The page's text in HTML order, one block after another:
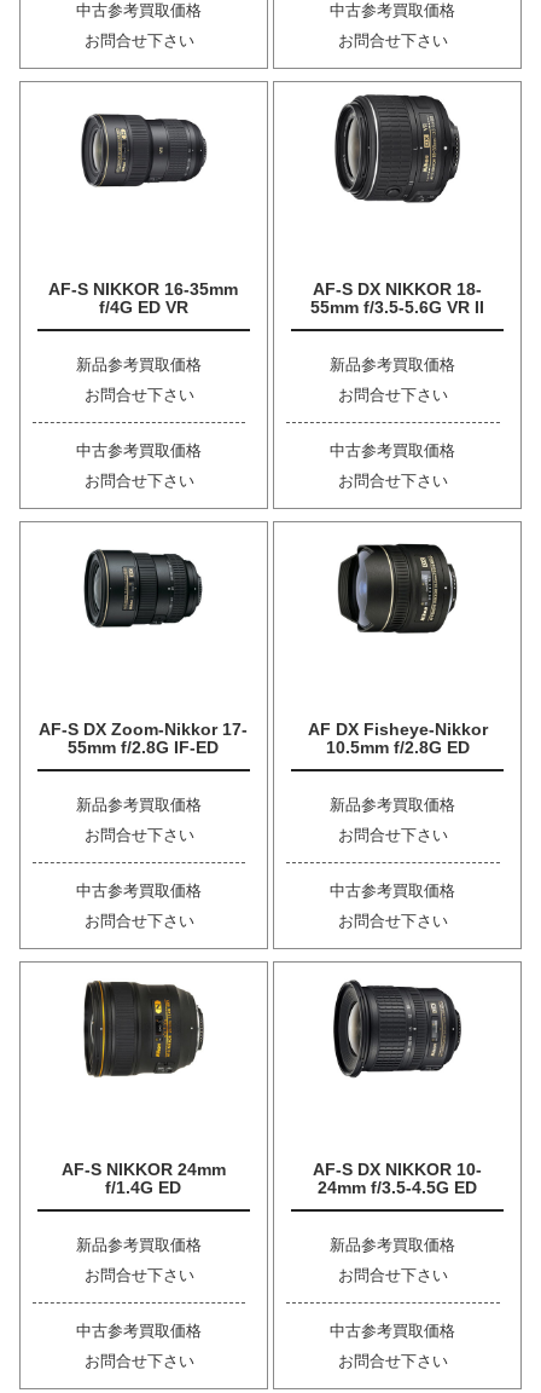
中古参考買取価格
お問合せ下さい
中古参考買取価格
お問合せ下さい
AF-S NIKKOR 16-35mm
f/4G ED VR
新品参考買取価格
お問合せ下さい
中古参考買取価格
お問合せ下さい
AF-S DX NIKKOR 18-
55mm f/3.5-5.6G VR II
新品参考買取価格
お問合せ下さい
中古参考買取価格
お問合せ下さい
AF-S DX Zoom-Nikkor 17-
55mm f/2.8G IF-ED
新品参考買取価格
お問合せ下さい
中古参考買取価格
お問合せ下さい
AF DX Fisheye-Nikkor
10.5mm f/2.8G ED
新品参考買取価格
お問合せ下さい
中古参考買取価格
お問合せ下さい
AF-S NIKKOR 24mm
f/1.4G ED
新品参考買取価格
お問合せ下さい
中古参考買取価格
お問合せ下さい
AF-S DX NIKKOR 10-
24mm f/3.5-4.5G ED
新品参考買取価格
お問合せ下さい
中古参考買取価格
お問合せ下さい